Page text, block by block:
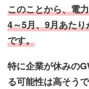
このことから、電
4～5月、9月あた
です。
特に企業が休みの
る可能性は高そうで